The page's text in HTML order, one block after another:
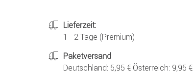
Lieferzeit:
1 - 2 Tage (Premium)
Paketversand
Deutschland: 5,95 € Österreich: 9,95 €